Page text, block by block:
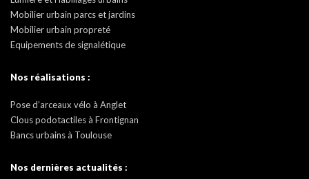
Mobilier urbain parcs et jardins
Mobilier urbain propreté
Equipements de signalétique
Nos réalisations :
Pose d’arceaux vélo à Anglet
Clous podotactiles à Frontignan
Bancs urbains à Toulouse
Nos dernières actualités :